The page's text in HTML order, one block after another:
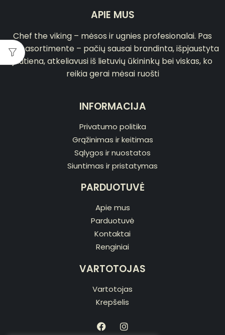
APIE MUS
Chef the viking – mėsos ir ugnies profesionalai. Pas
mus asortimente – pačių sausai brandinta, išpjaustyta
jautiena, atkeliavusi iš lietuvių ūkininkų bei viskas, ko
reikia gerai mėsai ruošti
INFORMACIJA
Privatumo politika
Grąžinimas ir keitimas
Sąlygos ir nuostatos
Siuntimas ir pristatymas
PARDUOTUVĖ
Apie mus
Parduotuvė
Kontaktai
Renginiai
VARTOTOJAS
Vartotojas
Krepšelis